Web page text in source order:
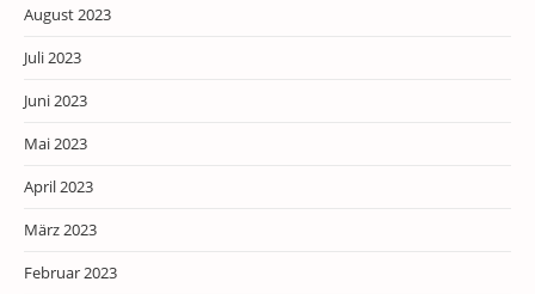
August 2023
Juli 2023
Juni 2023
Mai 2023
April 2023
März 2023
Februar 2023